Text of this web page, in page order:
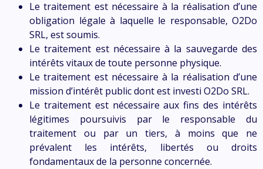
Le traitement est nécessaire à la réalisation d’une
obligation légale à laquelle le responsable, O2Do
SRL, est soumis.
Le traitement est nécessaire à la sauvegarde des
intérêts vitaux de toute personne physique.
Le traitement est nécessaire à la réalisation d’une
mission d’intérêt public dont est investi O2Do SRL.
Le traitement est nécessaire aux fins des intérêts
légitimes poursuivis par le responsable du
traitement ou par un tiers, à moins que ne
prévalent les intérêts, libertés ou droits
fondamentaux de la personne concernée.